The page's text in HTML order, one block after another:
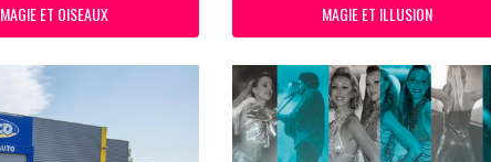
MAGIE ET OISEAUX MAGIE ET ILLUSION